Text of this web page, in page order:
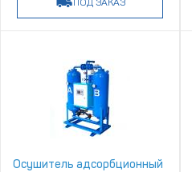
ПОД ЗАКАЗ
Осушитель адсорбционный